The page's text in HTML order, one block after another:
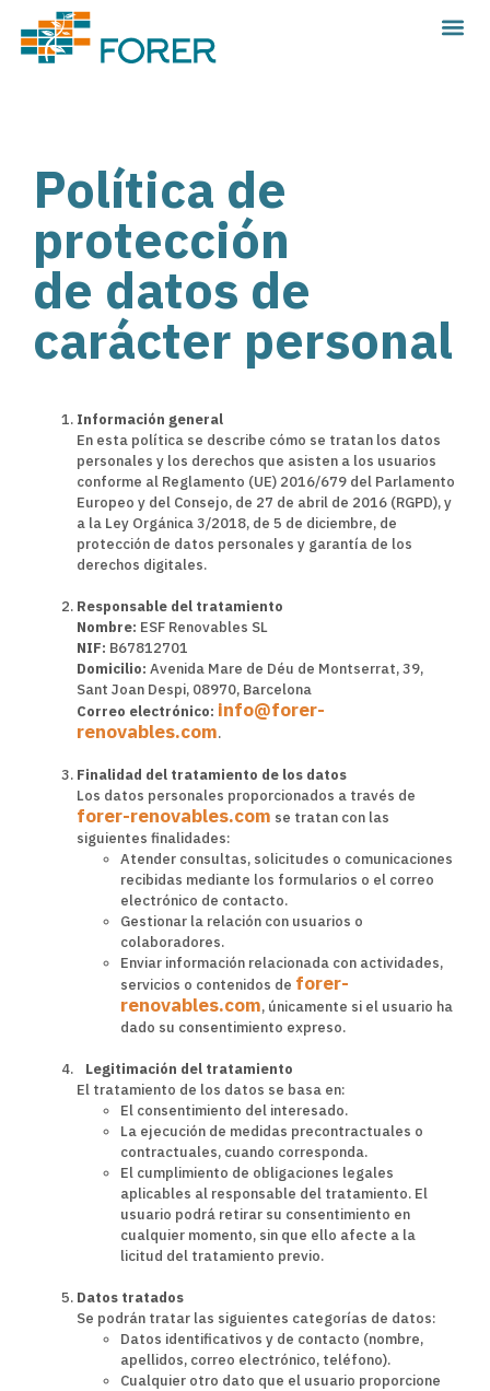
Política de
protección
de datos de
carácter personal
Información general
En esta política se describe cómo se tratan los datos
personales y los derechos que asisten a los usuarios
conforme al Reglamento (UE) 2016/679 del Parlamento
Europeo y del Consejo, de 27 de abril de 2016 (RGPD), y
a la Ley Orgánica 3/2018, de 5 de diciembre, de
protección de datos personales y garantía de los
derechos digitales.
Responsable del tratamiento
Nombre: ESF Renovables SL
NIF: B67812701
Domicilio: Avenida Mare de Déu de Montserrat, 39,
Sant Joan Despi, 08970, Barcelona
Correo electrónico: info@forer-
renovables.com.
Finalidad del tratamiento de los datos
Los datos personales proporcionados a través de
forer-renovables.com se tratan con las
siguientes finalidades:
Atender consultas, solicitudes o comunicaciones
recibidas mediante los formularios o el correo
electrónico de contacto.
Gestionar la relación con usuarios o
colaboradores.
Enviar información relacionada con actividades,
servicios o contenidos de forer-
renovables.com, únicamente si el usuario ha
dado su consentimiento expreso.
Legitimación del tratamiento
El tratamiento de los datos se basa en:
El consentimiento del interesado.
La ejecución de medidas precontractuales o
contractuales, cuando corresponda.
El cumplimiento de obligaciones legales
aplicables al responsable del tratamiento. El
usuario podrá retirar su consentimiento en
cualquier momento, sin que ello afecte a la
licitud del tratamiento previo.
Datos tratados
Se podrán tratar las siguientes categorías de datos:
Datos identificativos y de contacto (nombre,
apellidos, correo electrónico, teléfono).
Cualquier otro dato que el usuario proporcione